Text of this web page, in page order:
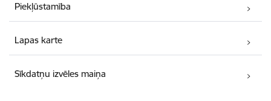
Piekļūstamība
Lapas karte
Sīkdatņu izvēles maiņa